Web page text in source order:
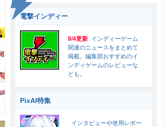
電撃インディー
8/4更新 インディーゲーム
関連のニュースをまとめて
掲載。編集部おすすめのイ
ンディゲームのレビューな
ども。
PixAI特集
インタビューや使用レポー